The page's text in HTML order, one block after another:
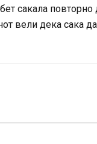
сакала
вели дека сака